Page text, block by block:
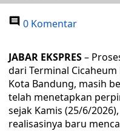
0 Komentar
JABAR EKSPRES–
dari Terminal
Kota Bandung, masih
telah menetapkan
sejak Kamis (25/6/
realisasinya baru